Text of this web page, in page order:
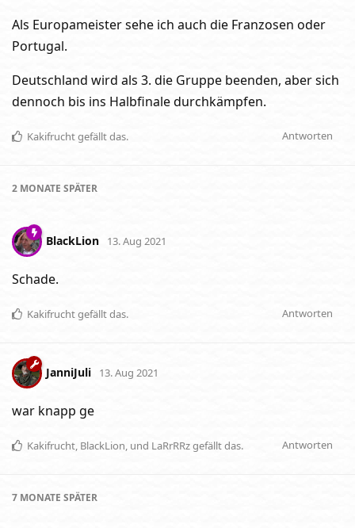
Als Europameister sehe ich auch die Franzosen oder
Portugal.
Deutschland wird als 3. die Gruppe beenden, aber sich
dennoch bis ins Halbfinale durchkämpfen.
Antworten
Kakifruchtgefällt das.
2 MONATE SPÄTER
BlackLion 13. Aug 2021
Schade.
Antworten
Kakifruchtgefällt das.
JanniJuli 13. Aug 2021
war knapp ge
Antworten
Kakifrucht, BlackLion, und LaRrRRzgefällt das.
7 MONATE SPÄTER